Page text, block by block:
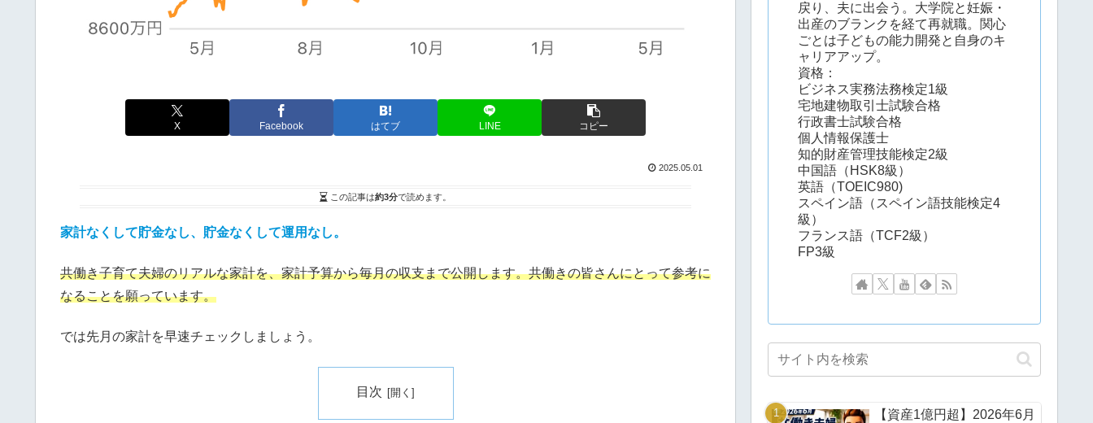
X Facebook はてブ LINE コピー
2025.05.01
この記事は約3分で読めます。
家計なくして貯金なし、貯金なくして運用なし。
共働き子育て夫婦のリアルな家計を、家計予算から毎月の収支まで公開します。共働きの皆さんにとって参考に
なることを願っています。
では先月の家計を早速チェックしましょう。
目次
戻り、夫に出会う。大学院と妊娠・
出産のブランクを経て再就職。関心
ごとは子どもの能力開発と自身のキ
ャリアアップ。
資格：
ビジネス実務法務検定1級
宅地建物取引士試験合格
行政書士試験合格
個人情報保護士
知的財産管理技能検定2級
中国語（HSK8級）
英語（TOEIC980)
スペイン語（スペイン語技能検定4
級）
フランス語（TCF2級）
FP3級
【資産1億円超】2026年6月